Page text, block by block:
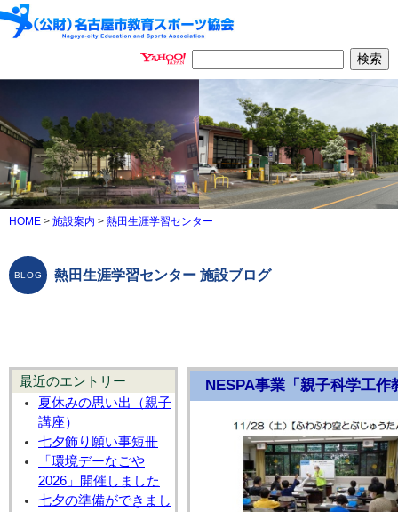
HOME > 施設案内 > 熱田生涯学習センター
熱田生涯学習センター 施設ブログ
最近のエントリー
夏休みの思い出（親子
講座）
七夕飾り願い事短冊
「環境デーなごや
2026」開催しました
七夕の準備ができまし
NESPA事業「親子科学工